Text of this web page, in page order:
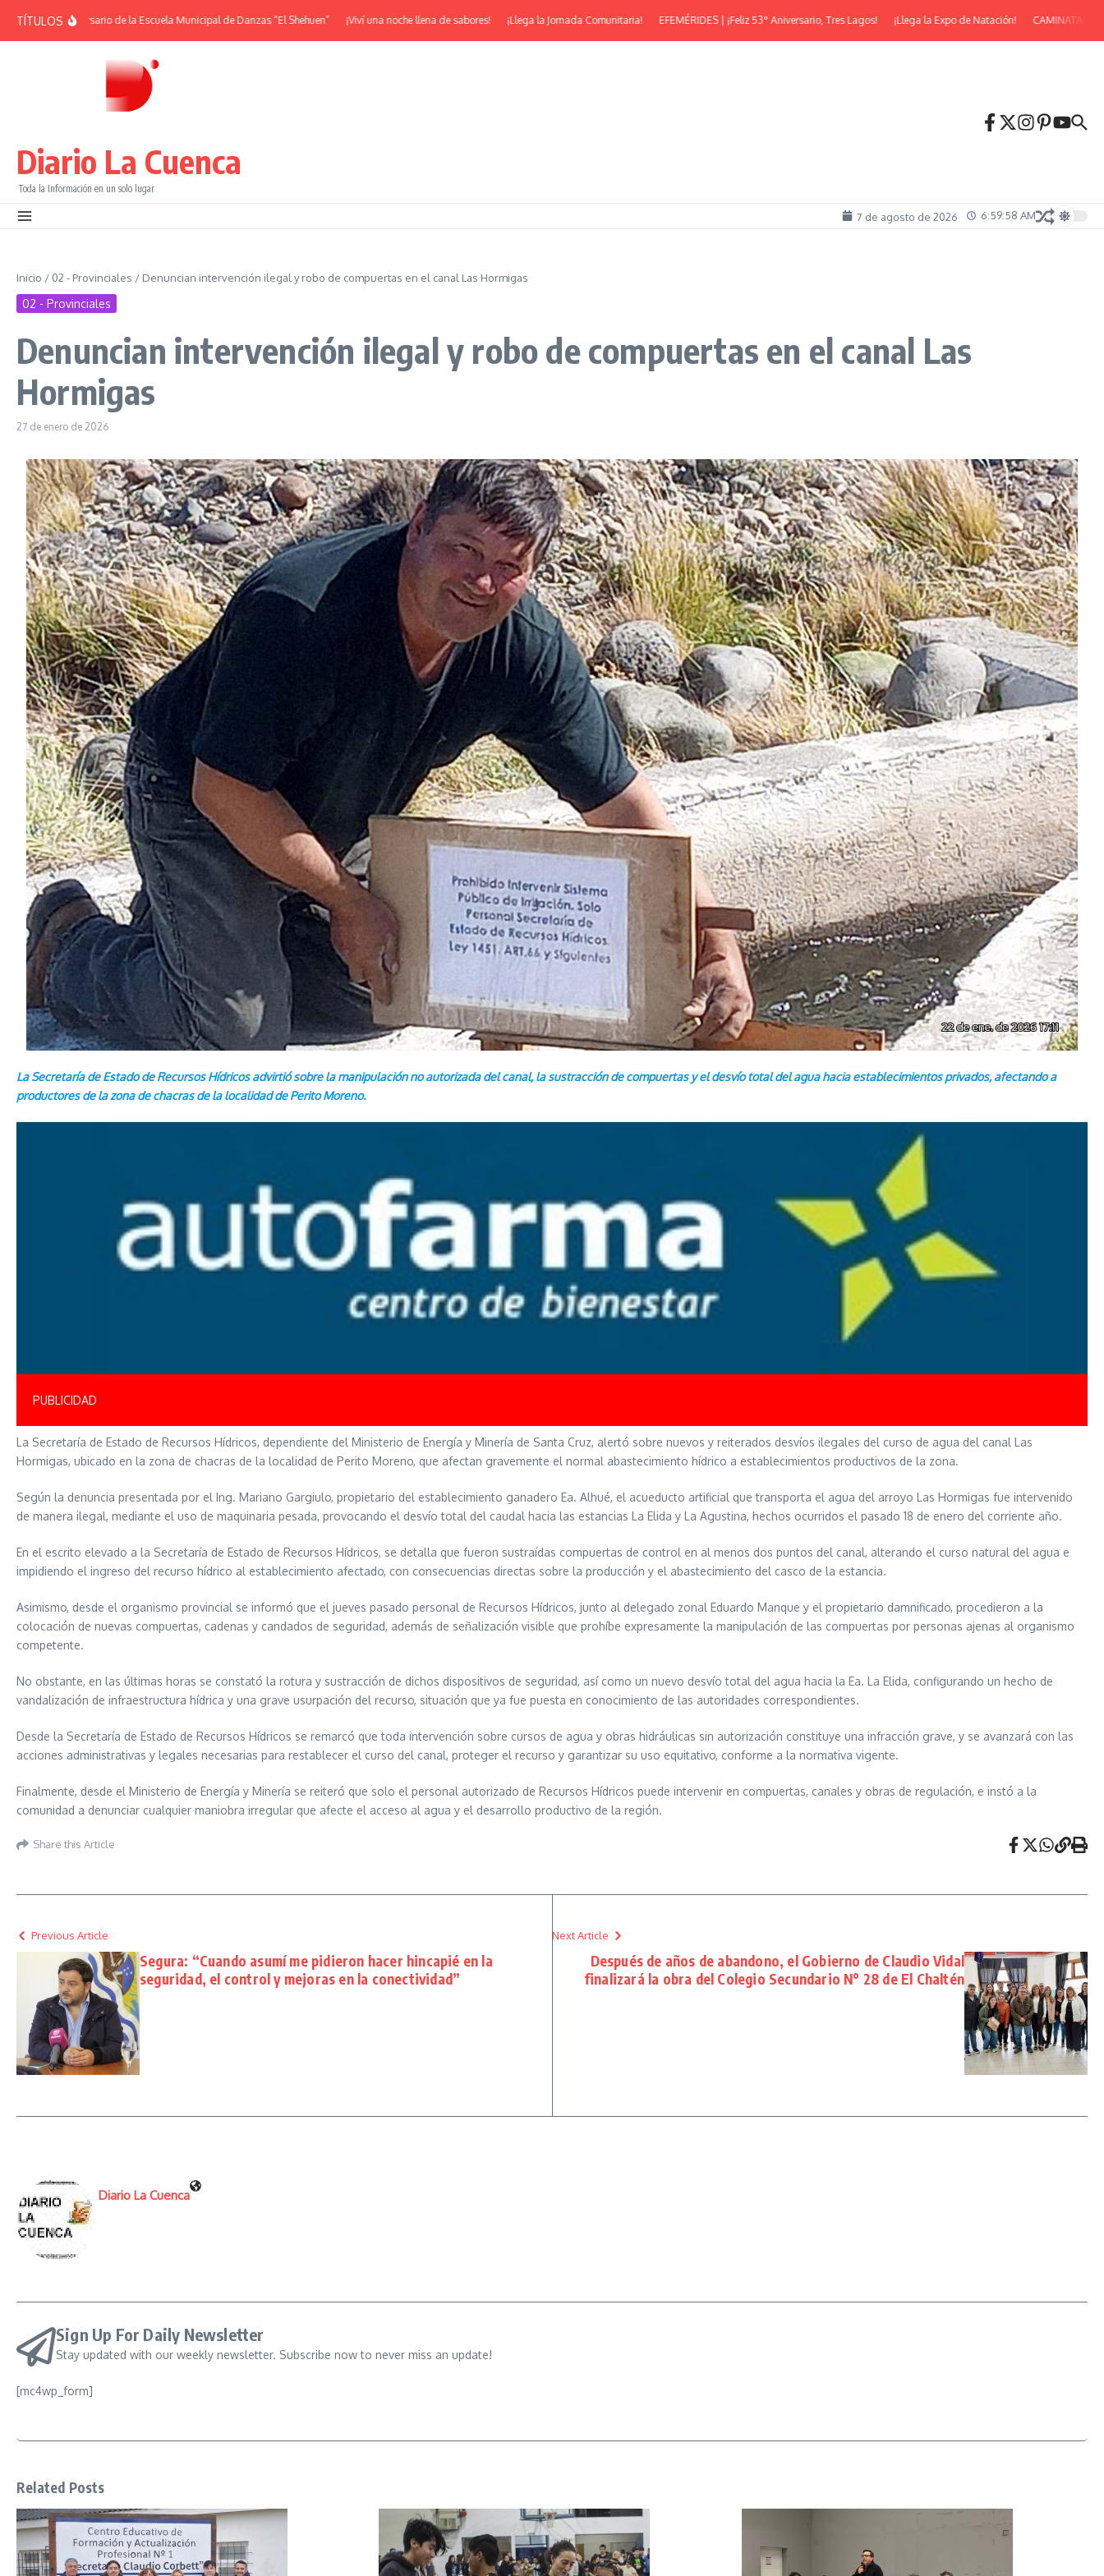
TÍTULOS
| 38° Aniversario de la Escuela Municipal de Danzas “El Shehuen” ¡Viví una noche llena de sabores! ¡Llega la Jornada Comunitaria! EFEMÉRIDES | ¡Feliz 53° Aniversario, Tres Lagos! ¡Llega la Expo de Natación! CAMINATA
Diario La Cuenca
Toda la Información en un solo lugar
7 de agosto de 2026 6:59:59 AM
Inicio / 02 - Provinciales / Denuncian intervención ilegal y robo de compuertas en el canal Las Hormigas
02 - Provinciales
Denuncian intervención ilegal y robo de compuertas en el canal Las
Hormigas
27 de enero de 2026
La Secretaría de Estado de Recursos Hídricos advirtió sobre la manipulación no autorizada del canal, la sustracción de compuertas y el desvío total del agua hacia establecimientos privados, afectando a
productores de la zona de chacras de la localidad de Perito Moreno.
PUBLICIDAD
La Secretaría de Estado de Recursos Hídricos, dependiente del Ministerio de Energía y Minería de Santa Cruz, alertó sobre nuevos y reiterados desvíos ilegales del curso de agua del canal Las
Hormigas, ubicado en la zona de chacras de la localidad de Perito Moreno, que afectan gravemente el normal abastecimiento hídrico a establecimientos productivos de la zona.
Según la denuncia presentada por el Ing. Mariano Gargiulo, propietario del establecimiento ganadero Ea. Alhué, el acueducto artificial que transporta el agua del arroyo Las Hormigas fue intervenido
de manera ilegal, mediante el uso de maquinaria pesada, provocando el desvío total del caudal hacia las estancias La Elida y La Agustina, hechos ocurridos el pasado 18 de enero del corriente año.
En el escrito elevado a la Secretaría de Estado de Recursos Hídricos, se detalla que fueron sustraídas compuertas de control en al menos dos puntos del canal, alterando el curso natural del agua e
impidiendo el ingreso del recurso hídrico al establecimiento afectado, con consecuencias directas sobre la producción y el abastecimiento del casco de la estancia.
Asimismo, desde el organismo provincial se informó que el jueves pasado personal de Recursos Hídricos, junto al delegado zonal Eduardo Manque y el propietario damnificado, procedieron a la
colocación de nuevas compuertas, cadenas y candados de seguridad, además de señalización visible que prohíbe expresamente la manipulación de las compuertas por personas ajenas al organismo
competente.
No obstante, en las últimas horas se constató la rotura y sustracción de dichos dispositivos de seguridad, así como un nuevo desvío total del agua hacia la Ea. La Elida, configurando un hecho de
vandalización de infraestructura hídrica y una grave usurpación del recurso, situación que ya fue puesta en conocimiento de las autoridades correspondientes.
Desde la Secretaría de Estado de Recursos Hídricos se remarcó que toda intervención sobre cursos de agua y obras hidráulicas sin autorización constituye una infracción grave, y se avanzará con las
acciones administrativas y legales necesarias para restablecer el curso del canal, proteger el recurso y garantizar su uso equitativo, conforme a la normativa vigente.
Finalmente, desde el Ministerio de Energía y Minería se reiteró que solo el personal autorizado de Recursos Hídricos puede intervenir en compuertas, canales y obras de regulación, e instó a la
comunidad a denunciar cualquier maniobra irregular que afecte el acceso al agua y el desarrollo productivo de la región.
Share this Article
Previous Article
Segura: “Cuando asumí me pidieron hacer hincapié en la
seguridad, el control y mejoras en la conectividad”
Next Article
Después de años de abandono, el Gobierno de Claudio Vidal
finalizará la obra del Colegio Secundario N° 28 de El Chaltén
Diario La Cuenca
Sign Up For Daily Newsletter
Stay updated with our weekly newsletter. Subscribe now to never miss an update!
[mc4wp_form]
Related Posts